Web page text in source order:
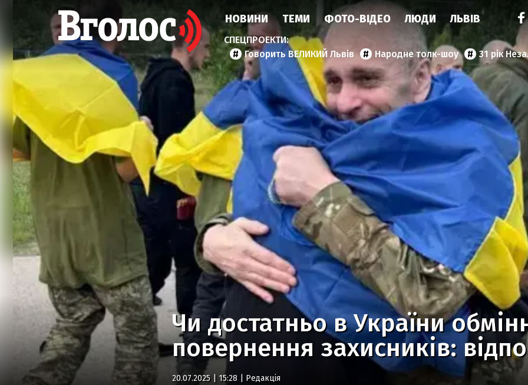
НОВИНИ ТЕМИ ФОТО-ВІДЕО ЛЮДИ ЛЬВІВ
Говорить ВЕЛИКИЙ Львів Народне толк-шоу 31 рік
Чи достатньо в України
повернення захисників:
20.07.2025 | 15:28 | Редакція